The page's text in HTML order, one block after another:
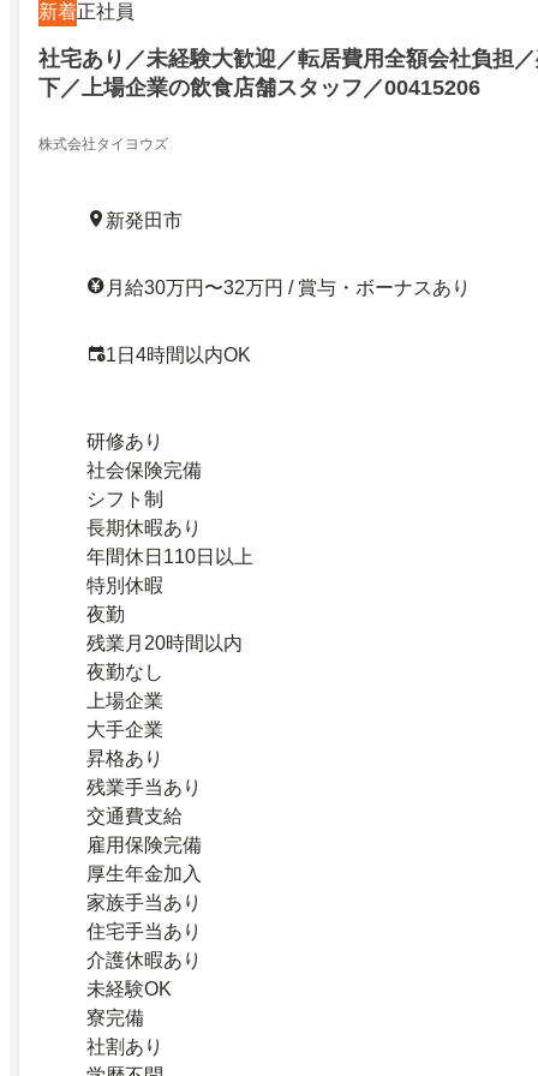
新着正社員
社宅あり／未経験大歓迎／転居費用全額会社負担
下／上場企業の飲食店舗スタッフ／00415206
株式会社タイヨウズ
新発田市
月給30万円〜32万円 / 賞与・ボーナスあり
1日4時間以内OK
研修あり
社会保険完備
シフト制
長期休暇あり
年間休日110日以上
特別休暇
夜勤
残業月20時間以内
夜勤なし
上場企業
大手企業
昇格あり
残業手当あり
交通費支給
雇用保険完備
厚生年金加入
家族手当あり
住宅手当あり
介護休暇あり
未経験OK
寮完備
社割あり